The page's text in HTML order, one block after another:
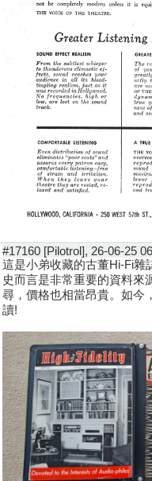
#17160 [Pilotrol], 26-06-25
這是小弟收藏的古董Hi-Fi雜
史而言是非常重要的資料來
尋，價格也相當昂貴。如今
讀!